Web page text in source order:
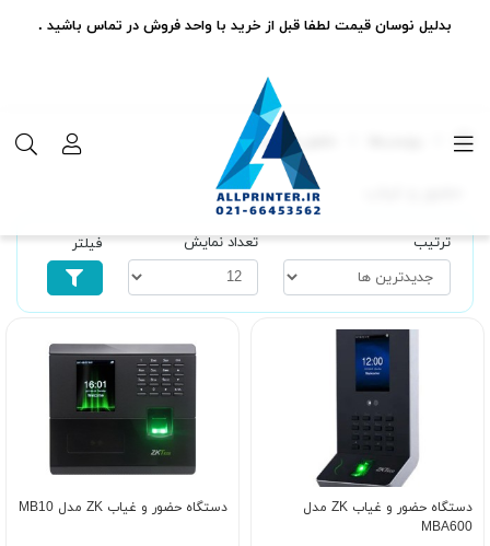
حضور و غیاب
ترتیب تعداد نمایش فیلتر
دستگاه حضور و غیاب ZK مدل
MBA600
دستگاه حضور و غیاب ZK مدل MB10
بدلیل نوسان قیمت لطفا قبل از خرید با واحد فروش در تماس باشید .